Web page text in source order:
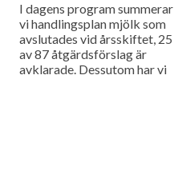
I dagens program summerar
vi handlingsplan mjölk som
avslutades vid årsskiftet, 25
av 87 åtgärdsförslag är
avklarade. Dessutom har vi